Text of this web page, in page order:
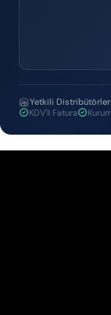
Yetkili
KDV'li Fatura